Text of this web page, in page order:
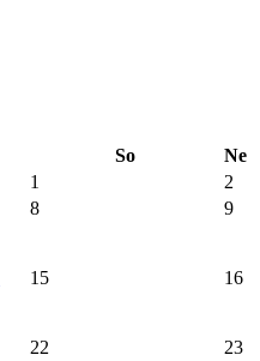
So
Ne
1
2
8 9
15 16
22 23